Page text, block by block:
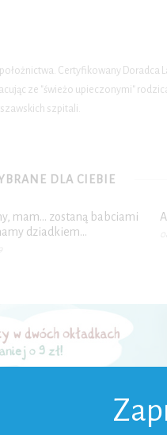
Certyfikowany Doradca
ze "świeżo upieczonymi"
szpitali.
DLA CIEBIE
mam… zostaną babciami
dziadkiem…